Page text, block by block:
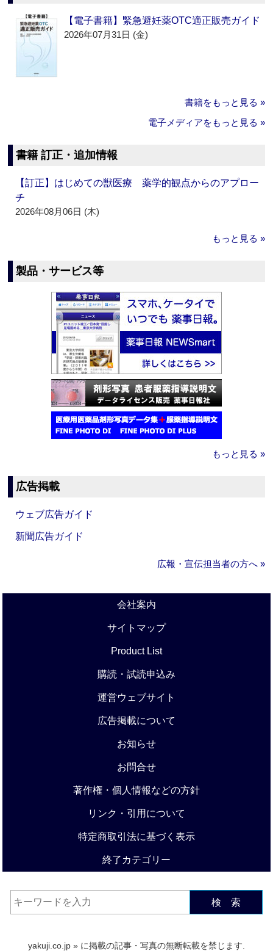
【電子書籍】緊急避妊薬OTC適正販売ガイド
2026年07月31日 (金)
書籍をもっと見る »
電子メディアをもっと見る »
書籍 訂正・追加情報
【訂正】はじめての獣医療 薬学的観点からのアプロー
チ
2026年08月06日 (木)
もっと見る »
製品・サービス等
もっと見る »
広告掲載
ウェブ広告ガイド
新聞広告ガイド
広報・宣伝担当者の方へ »
会社案内
サイトマップ
Product List
購読・試読申込み
運営ウェブサイト
広告掲載について
お知らせ
お問合せ
著作権・個人情報などの方針
リンク・引用について
特定商取引法に基づく表示
終了カテゴリー
検 索
yakuji.co.jp » に掲載の記事・写真の無断転載を禁じます.